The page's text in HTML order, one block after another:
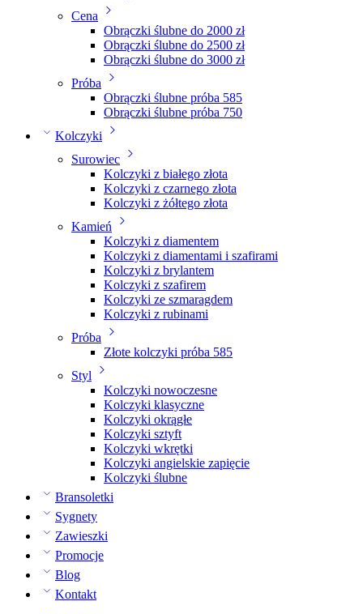
Cena
Obrączki ślubne do 2000 zł
Obrączki ślubne do 2500 zł
Obrączki ślubne do 3000 zł
Próba
Obrączki ślubne próba 585
Obrączki ślubne próba 750
Kolczyki
Surowiec
Kolczyki z białego złota
Kolczyki z czarnego złota
Kolczyki z żółtego złota
Kamień
Kolczyki z diamentem
Kolczyki z diamentami i szafirami
Kolczyki z brylantem
Kolczyki z szafirem
Kolczyki ze szmaragdem
Kolczyki z rubinami
Próba
Złote kolczyki próba 585
Styl
Kolczyki nowoczesne
Kolczyki klasyczne
Kolczyki okrągłe
Kolczyki sztyft
Kolczyki wkrętki
Kolczyki angielskie zapięcie
Kolczyki ślubne
Bransoletki
Sygnety
Zawieszki
Promocje
Blog
Kontakt